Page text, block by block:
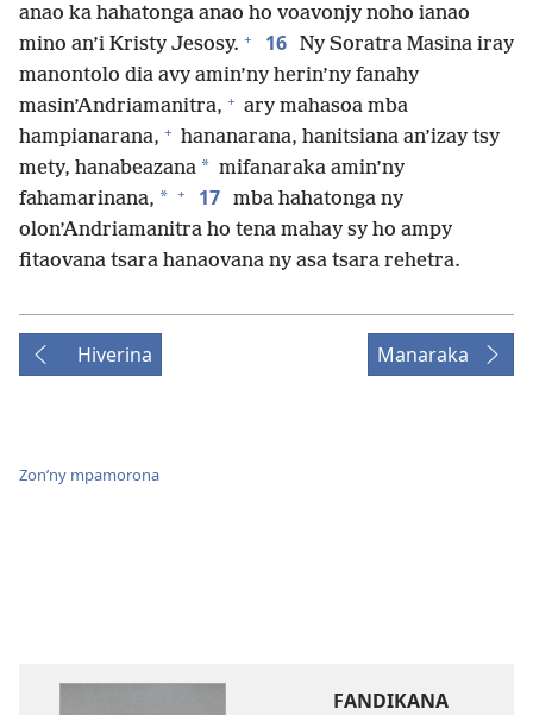
anao ka hahatonga anao ho voavonjy noho ianao
mino an’i Kristy Jesosy. + 16 Ny Soratra Masina iray
manontolo dia avy amin’ny herin’ny fanahy
masin’Andriamanitra, + ary mahasoa mba
hampianarana, + hananarana, hanitsiana an’izay tsy
mety, hanabeazana * mifanaraka amin’ny
fahamarinana, * + 17 mba hahatonga ny
olon’Andriamanitra ho tena mahay sy ho ampy
fitaovana tsara hanaovana ny asa tsara rehetra.
Hiverina Manaraka
Zon’ny mpamorona
FANDIKANA